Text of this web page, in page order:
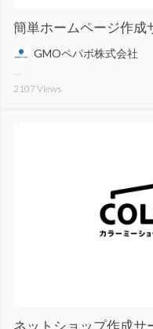
簡単ホームページ作成
GMOペパボ株式会社
2107Views
ネットショップ作成サ